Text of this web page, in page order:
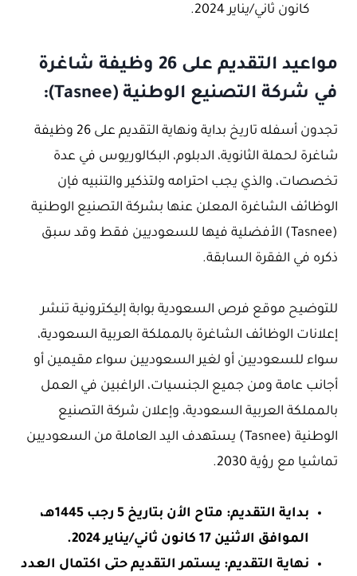
كانون ثاني/يناير 2024.
مواعيد التقديم على 26 وظيفة شاغرة
في شركة التصنيع الوطنية (Tasnee):
تجدون أسفله تاريخ بداية ونهاية التقديم على 26 وظيفة
شاغرة لحملة الثانوية، الدبلوم، البكالوريوس في عدة
تخصصات، والذي يجب احترامه ولتذكير والتنبيه فإن
الوظائف الشاغرة المعلن عنها بشركة التصنيع الوطنية
(Tasnee) الأفضلية فيها للسعوديين فقط وقد سبق
ذكره في الفقرة السابقة.
للتوضيح موقع فرص السعودية بوابة إليكترونية تنشر
إعلانات الوظائف الشاغرة بالمملكة العربية السعودية،
سواء للسعوديين أو لغير السعوديين سواء مقيمين أو
أجانب عامة ومن جميع الجنسيات، الراغبين في العمل
بالمملكة العربية السعودية، وإعلان شركة التصنيع
الوطنية (Tasnee) يستهدف اليد العاملة من السعوديين
تماشيا مع رؤية 2030.
بداية التقديم: متاح الأن بتاريخ 5 رجب 1445هـ،
الموافق الاثنين 17 كانون ثاني/يناير 2024.
نهاية التقديم: يستمر التقديم حتى اكتمال العدد